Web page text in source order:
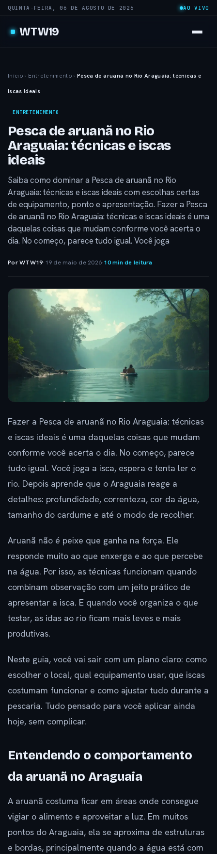
QUINTA-FEIRA, 06 DE AGOSTO DE 2026 AO VIVO
WTW19
Início › Entretenimento › Pesca de aruanã no Rio Araguaia: técnicas e
iscas ideais
ENTRETENIMENTO
Pesca de aruanã no Rio
Araguaia: técnicas e iscas
ideais
Saiba como dominar a Pesca de aruanã no Rio
Araguaia: técnicas e iscas ideais com escolhas certas
de equipamento, ponto e apresentação. Fazer a Pesca
de aruanã no Rio Araguaia: técnicas e iscas ideais é uma
daquelas coisas que mudam conforme você acerta o
dia. No começo, parece tudo igual. Você joga
Por WTW19· 19 de maio de 2026·10 min de leitura
Fazer a Pesca de aruanã no Rio Araguaia: técnicas
e iscas ideais é uma daquelas coisas que mudam
conforme você acerta o dia. No começo, parece
tudo igual. Você joga a isca, espera e tenta ler o
rio. Depois aprende que o Araguaia reage a
detalhes: profundidade, correnteza, cor da água,
tamanho do cardume e até o modo de recolher.
Aruanã não é peixe que ganha na força. Ele
responde muito ao que enxerga e ao que percebe
na água. Por isso, as técnicas funcionam quando
combinam observação com um jeito prático de
apresentar a isca. E quando você organiza o que
testar, as idas ao rio ficam mais leves e mais
produtivas.
Neste guia, você vai sair com um plano claro: como
escolher o local, qual equipamento usar, que iscas
costumam funcionar e como ajustar tudo durante a
pescaria. Tudo pensado para você aplicar ainda
hoje, sem complicar.
Entendendo o comportamento
da aruanã no Araguaia
A aruanã costuma ficar em áreas onde consegue
vigiar o alimento e aproveitar a luz. Em muitos
pontos do Araguaia, ela se aproxima de estruturas
e bordas, principalmente quando a água está com